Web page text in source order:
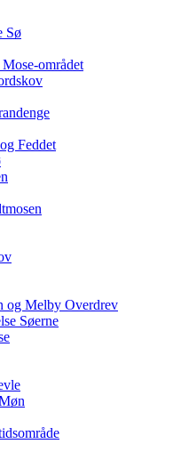
Sø
området
Feddet
og Melby Overdrev
Søerne